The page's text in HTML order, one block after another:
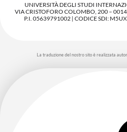
UNIVERSITÀ DEGLI STUDI
VIA CRISTOFORO COLOMBO, 200 –
P.I. 05639791002 | CODICE SDI:
La traduzione del nostro sito è realizzata